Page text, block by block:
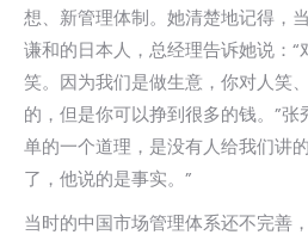
想、新管理体制。她清楚地记得，
谦和的日本人，总经理告诉她说：
笑。因为我们是做生意，你对人笑
的，但是你可以挣到很多的钱。”
单的一个道理，是没有人给我们讲
了，他说的是事实。”
当时的中国市场管理体系还不完善